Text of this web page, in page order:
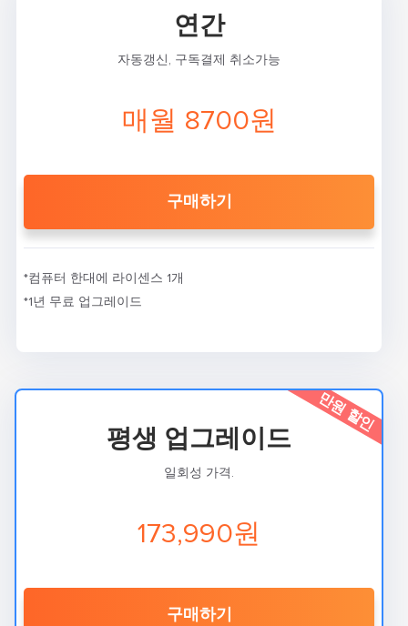
연간
자동갱신, 구독결제 취소가능
매월 8700원
구매하기
*컴퓨터 한대에 라이센스 1개
*1년 무료 업그레이드
만원 할인
평생 업그레이드
일회성 가격.
173,990원
구매하기